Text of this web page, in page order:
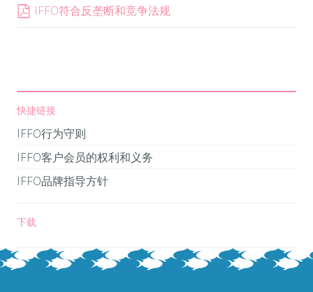
IFFO符合反垄断和竞争法规
快捷链接
IFFO行为守则
IFFO客户会员的权利和义务
IFFO品牌指导方针
下载